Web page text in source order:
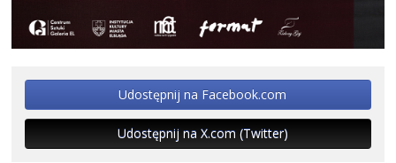
Udostępnij na Facebook.com
Udostępnij na X.com (Twitter)